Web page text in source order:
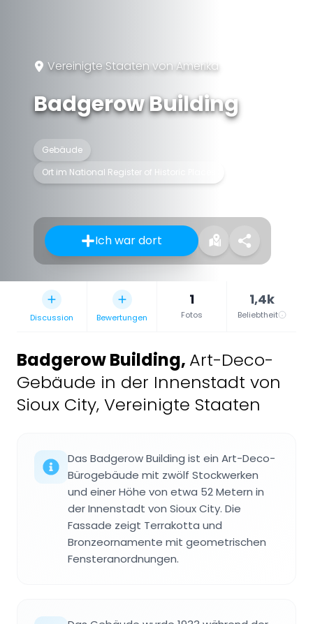
Vereinigte Staaten von Amerika
Badgerow Building
Gebäude
Ort im National Register of Historic Places
Ich war dort
Discussion Bewertungen
1
Fotos
1,4k
Beliebtheit
Badgerow Building, Art-Deco-
Gebäude in der Innenstadt von
Sioux City, Vereinigte Staaten
Das Badgerow Building ist ein Art-Deco-
Bürogebäude mit zwölf Stockwerken
und einer Höhe von etwa 52 Metern in
der Innenstadt von Sioux City. Die
Fassade zeigt Terrakotta und
Bronzeornamente mit geometrischen
Fensteranordnungen.